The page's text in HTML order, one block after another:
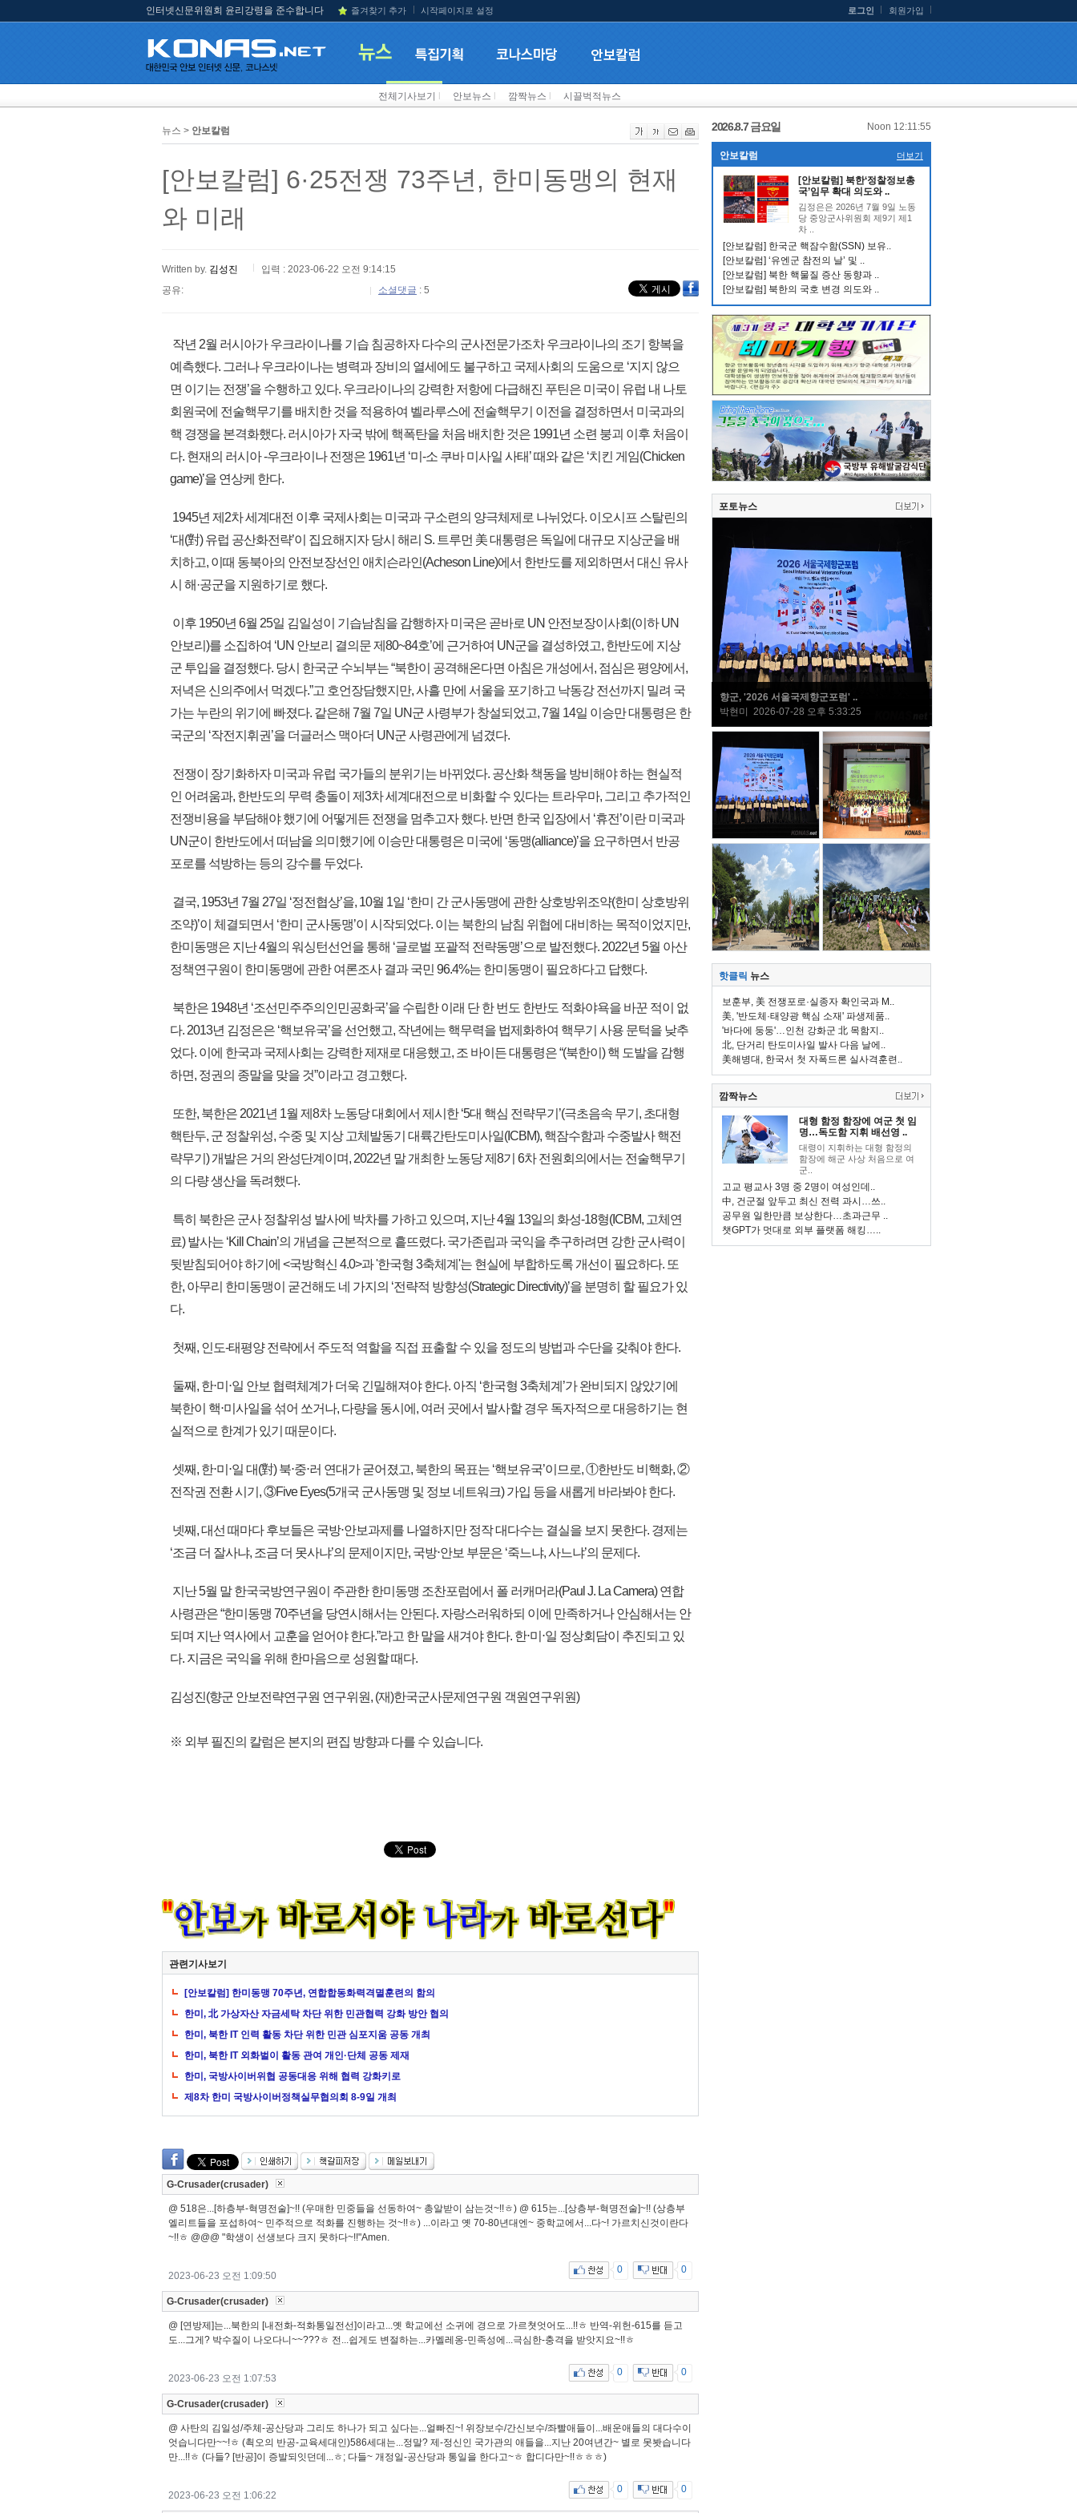
인터넷신문위원회 윤리강령을 준수합니다 즐겨찾기 추가 시작페이지로 설정 로그인 회원가입
전체기사보기 안보뉴스 깜짝뉴스 시끌벅적뉴스
뉴스 > 안보칼럼
[안보칼럼] 6·25전쟁 73주년, 한미동맹의 현재
와 미래
Written by. 김성진
입력 : 2023-06-22 오전 9:14:15
공유:
소셜댓글 : 5
작년 2월 러시아가 우크라이나를 기습 침공하자 다수의 군사전문가조차 우크라이나의 조기 항복을
예측했다. 그러나 우크라이나는 병력과 장비의 열세에도 불구하고 국제사회의 도움으로 ‘지지 않으
면 이기는 전쟁’을 수행하고 있다. 우크라이나의 강력한 저항에 다급해진 푸틴은 미국이 유럽 내 나토
회원국에 전술핵무기를 배치한 것을 적용하여 벨라루스에 전술핵무기 이전을 결정하면서 미국과의
핵 경쟁을 본격화했다. 러시아가 자국 밖에 핵폭탄을 처음 배치한 것은 1991년 소련 붕괴 이후 처음이
다. 현재의 러시아 -우크라이나 전쟁은 1961년 ‘미-소 쿠바 미사일 사태’ 때와 같은 ‘치킨 게임(Chicken
game)’을 연상케 한다.
1945년 제2차 세계대전 이후 국제사회는 미국과 구소련의 양극체제로 나뉘었다. 이오시프 스탈린의
‘대(對) 유럽 공산화전략’이 집요해지자 당시 해리 S. 트루먼 美 대통령은 독일에 대규모 지상군을 배
치하고, 이때 동북아의 안전보장선인 애치슨라인(Acheson Line)에서 한반도를 제외하면서 대신 유사
시 해·공군을 지원하기로 했다.
이후 1950년 6월 25일 김일성이 기습남침을 감행하자 미국은 곧바로 UN 안전보장이사회(이하 UN
안보리)를 소집하여 ‘UN 안보리 결의문 제80~84호’에 근거하여 UN군을 결성하였고, 한반도에 지상
군 투입을 결정했다. 당시 한국군 수뇌부는 “북한이 공격해온다면 아침은 개성에서, 점심은 평양에서,
저녁은 신의주에서 먹겠다.”고 호언장담했지만, 사흘 만에 서울을 포기하고 낙동강 전선까지 밀려 국
가는 누란의 위기에 빠졌다. 같은해 7월 7일 UN군 사령부가 창설되었고, 7월 14일 이승만 대통령은 한
국군의 ‘작전지휘권’을 더글러스 맥아더 UN군 사령관에게 넘겼다.
전쟁이 장기화하자 미국과 유럽 국가들의 분위기는 바뀌었다. 공산화 책동을 방비해야 하는 현실적
인 어려움과, 한반도의 무력 충돌이 제3차 세계대전으로 비화할 수 있다는 트라우마, 그리고 추가적인
전쟁비용을 부담해야 했기에 어떻게든 전쟁을 멈추고자 했다. 반면 한국 입장에서 ‘휴전’이란 미국과
UN군이 한반도에서 떠남을 의미했기에 이승만 대통령은 미국에 ‘동맹(alliance)’을 요구하면서 반공
포로를 석방하는 등의 강수를 두었다.
결국, 1953년 7월 27일 ‘정전협상’을, 10월 1일 ‘한미 간 군사동맹에 관한 상호방위조약(한미 상호방위
조약)’이 체결되면서 ‘한미 군사동맹’이 시작되었다. 이는 북한의 남침 위협에 대비하는 목적이었지만,
한미동맹은 지난 4월의 워싱턴선언을 통해 ‘글로벌 포괄적 전략동맹’으로 발전했다. 2022년 5월 아산
정책연구원이 한미동맹에 관한 여론조사 결과 국민 96.4%는 한미동맹이 필요하다고 답했다.
북한은 1948년 ‘조선민주주의인민공화국’을 수립한 이래 단 한 번도 한반도 적화야욕을 바꾼 적이 없
다. 2013년 김정은은 ‘핵보유국’을 선언했고, 작년에는 핵무력을 법제화하여 핵무기 사용 문턱을 낮추
었다. 이에 한국과 국제사회는 강력한 제재로 대응했고, 조 바이든 대통령은 “(북한이) 핵 도발을 감행
하면, 정권의 종말을 맞을 것”이라고 경고했다.
또한, 북한은 2021년 1월 제8차 노동당 대회에서 제시한 ‘5대 핵심 전략무기’(극초음속 무기, 초대형
핵탄두, 군 정찰위성, 수중 및 지상 고체발동기 대륙간탄도미사일(ICBM), 핵잠수함과 수중발사 핵전
략무기) 개발은 거의 완성단계이며, 2022년 말 개최한 노동당 제8기 6차 전원회의에서는 전술핵무기
의 다량 생산을 독려했다.
특히 북한은 군사 정찰위성 발사에 박차를 가하고 있으며, 지난 4월 13일의 화성-18형(ICBM, 고체연
료) 발사는 ‘Kill Chain’의 개념을 근본적으로 흩뜨렸다. 국가존립과 국익을 추구하려면 강한 군사력이
뒷받침되어야 하기에 <국방혁신 4.0>과 '한국형 3축체계'는 현실에 부합하도록 개선이 필요하다. 또
한, 아무리 한미동맹이 굳건해도 네 가지의 ‘전략적 방향성(Strategic Directivity)’을 분명히 할 필요가 있
다.
첫째, 인도-태평양 전략에서 주도적 역할을 직접 표출할 수 있을 정도의 방법과 수단을 갖춰야 한다.
둘째, 한⋅미⋅일 안보 협력체계가 더욱 긴밀해져야 한다. 아직 ‘한국형 3축체계’가 완비되지 않았기에
북한이 핵⋅미사일을 섞어 쏘거나, 다량을 동시에, 여러 곳에서 발사할 경우 독자적으로 대응하기는 현
실적으로 한계가 있기 때문이다.
셋째, 한⋅미⋅일 대(對) 북⋅중⋅러 연대가 굳어졌고, 북한의 목표는 ‘핵보유국’이므로, ①한반도 비핵화, ②
전작권 전환 시기, ③Five Eyes(5개국 군사동맹 및 정보 네트워크) 가입 등을 새롭게 바라봐야 한다.
넷째, 대선 때마다 후보들은 국방⋅안보과제를 나열하지만 정작 대다수는 결실을 보지 못한다. 경제는
‘조금 더 잘사냐, 조금 더 못사냐’의 문제이지만, 국방⋅안보 부문은 ‘죽느냐, 사느냐’의 문제다.
지난 5월 말 한국국방연구원이 주관한 한미동맹 조찬포럼에서 폴 러캐머라(Paul J. La Camera) 연합
사령관은 “한미동맹 70주년을 당연시해서는 안된다. 자랑스러워하되 이에 만족하거나 안심해서는 안
되며 지난 역사에서 교훈을 얻어야 한다.”라고 한 말을 새겨야 한다. 한⋅미⋅일 정상회담이 추진되고 있
다. 지금은 국익을 위해 한마음으로 성원할 때다.
김성진(향군 안보전략연구원 연구위원, (재)한국군사문제연구원 객원연구위원)
※ 외부 필진의 칼럼은 본지의 편집 방향과 다를 수 있습니다.
관련기사보기
[안보칼럼] 한미동맹 70주년, 연합합동화력격멸훈련의 함의
한미, 北 가상자산 자금세탁 차단 위한 민관협력 강화 방안 협의
한미, 북한 IT 인력 활동 차단 위한 민관 심포지움 공동 개최
한미, 북한 IT 외화벌이 활동 관여 개인·단체 공동 제재
한미, 국방사이버위협 공동대응 위해 협력 강화키로
제8차 한미 국방사이버정책실무협의회 8-9일 개최
G-Crusader(crusader)
@ 518은...[하층부-혁명전술]~!! (우매한 민중들을 선동하여~ 총알받이 삼는것~!!ㅎ) @ 615는...[상층부-혁명전술]~!! (상층부
엘리트들을 포섭하여~ 민주적으로 적화를 진행하는 것~!!ㅎ) ...이라고 옛 70-80년대엔~ 중학교에서...다~! 가르치신것이란다
~!!ㅎ @@@ "학생이 선생보다 크지 못하다~!!"Amen.
2023-06-23 오전 1:09:50
0 0
G-Crusader(crusader)
@ [연방제]는...북한의 [내전화-적화통일전선]이라고...옛 학교에선 소귀에 경으로 가르쳣엇어도...!!ㅎ 반역-위헌-615를 듣고
도...그게? 박수질이 나오다니~~???ㅎ 전...쉽게도 변절하는...카멜레옹-민족성에...극심한-충격을 받앗지요~!!ㅎ
2023-06-23 오전 1:07:53
0 0
G-Crusader(crusader)
@ 사탄의 김일성/주체-공산당과 그리도 하나가 되고 싶다는...얼빠진~! 위장보수/간신보수/좌빨애들이...배운애들의 대다수이
엇습니다만~~!ㅎ (쵝오의 반공-교육세대인)586세대는...정말? 제-정신인 국가관의 애들을...지난 20여년간~ 별로 못봣습니다
만...!!ㅎ (다들? [반공]이 증발되잇던데...ㅎ; 다들~ 개정일-공산당과 통일을 한다고~ㅎ 합디다만~!!ㅎㅎㅎ)
2023-06-23 오전 1:06:22
0 0
2026.8.7 금요일 Noon 12:11:56
안보칼럼 더보기
[안보칼럼] 북한‘정찰정보총
국’임무 확대 의도와 ..
김정은은 2026년 7월 9일 노동
당 중앙군사위원회 제9기 제1
차 ..
[안보칼럼] 한국군 핵잠수함(SSN) 보유..
[안보칼럼] ‘유엔군 참전의 날’ 및 ..
[안보칼럼] 북한 핵물질 증산 동향과 ..
[안보칼럼] 북한의 국호 변경 의도와 ..
포토뉴스
향군, '2026 서울국제향군포럼' ..
박현미 2026-07-28 오후 5:33:25
핫클릭 뉴스
보훈부, 美 전쟁포로·실종자 확인국과 M..
美, '반도체·태양광 핵심 소재' 파생제품..
'바다에 둥둥'…인천 강화군 北 목함지..
北, 단거리 탄도미사일 발사 다음 날에..
美해병대, 한국서 첫 자폭드론 실사격훈련..
깜짝뉴스
대형 함정 함장에 여군 첫 임
명…독도함 지휘 배선영 ..
대령이 지휘하는 대형 함정의
함장에 해군 사상 처음으로 여
군..
고교 평교사 3명 중 2명이 여성인데..
中, 건군절 앞두고 최신 전력 과시…쓰..
공무원 일한만큼 보상한다…초과근무 ..
챗GPT가 멋대로 외부 플랫폼 해킹…..